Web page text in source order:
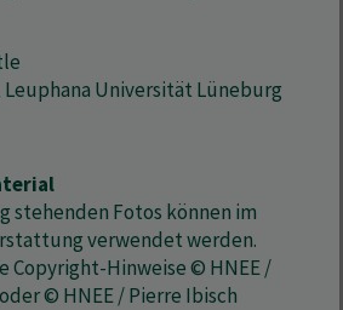
Universität Lüneburg
stehenden Fotos können im
verwendet werden.
Copyright-Hinweise © HNEE /
© HNEE / Pierre Ibisch